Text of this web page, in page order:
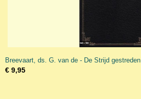
Breevaart, ds. G. van de - De Strijd gestreden
€ 9,95